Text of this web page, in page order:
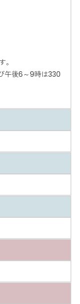
午後6～9時は330